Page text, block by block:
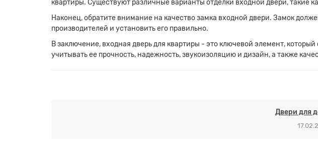
квартиры. Существуют различные варианты отделки входной двери, такие
Наконец, обратите внимание на качество замка входной двери. Замок
производителей и установить его правильно.
В заключение, входная дверь для квартиры - это ключевой элемент,
учитывать ее прочность, надежность, звукоизоляцию и дизайн, а также
Двери для